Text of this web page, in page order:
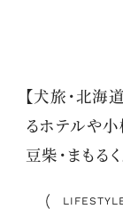
【犬旅・北
るホテルや小
豆柴・まもる